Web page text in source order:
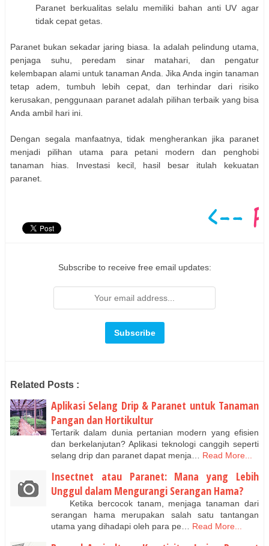
Paranet berkualitas selalu memiliki bahan anti UV agar
tidak cepat getas.
Paranet bukan sekadar jaring biasa. Ia adalah pelindung utama
penjaga suhu, peredam sinar matahari, dan pengatur
kelembapan alami untuk tanaman Anda. Jika Anda ingin tanaman
tetap adem, tumbuh lebih cepat, dan terhindar dari risiko
kerusakan, penggunaan paranet adalah pilihan terbaik yang bisa
Anda ambil hari ini.
Dengan segala manfaatnya, tidak mengherankan jika paranet
menjadi pilihan utama para petani modern dan penghobi
tanaman hias. Investasi kecil, hasil besar itulah kekuatan
paranet.
Subscribe to receive free email updates:
Related Posts :
Aplikasi Selang Drip & Paranet untuk Tanaman
Pangan dan Hortikultur
Tertarik dalam dunia pertanian modern yang efisien
dan berkelanjutan? Aplikasi teknologi canggih seperti
selang drip dan paranet dapat menja…
Read More...
Insectnet atau Paranet: Mana yang Lebih
Unggul dalam Mengurangi Serangan Hama?
Ketika bercocok tanam, menjaga tanaman dari
serangan hama merupakan salah satu tantangan
utama yang dihadapi oleh para pe… Read More...